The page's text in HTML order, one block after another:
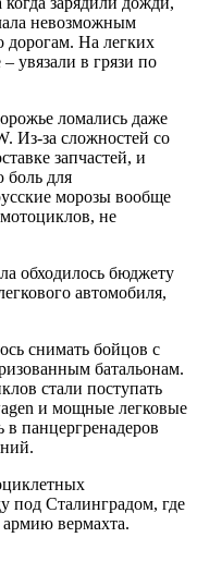
невозможным
дорогам. На легких
увязали в грязи по
ломались даже
Из-за сложностей со
запчастей, и
боль для
морозы вообще
не
обходилось бюджету
автомобиля,
снимать бойцов с
батальонам.
стали поступать
и мощные легковые
панцергренадеров
под Сталинградом, где
вермахта.